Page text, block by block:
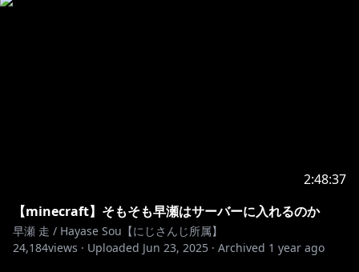
2:48:37
【minecraft】そもそも早瀬はサーバーに入れるのか
早瀬 走 / Hayase Sou【にじさんじ所属】
24,184views · Uploaded Jun 23, 2025 · Archived 1 year ago